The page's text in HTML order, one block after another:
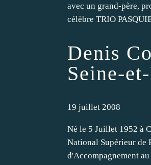
avec un grand-père,
célèbre TRIO
Denis
Seine-
19 juillet 2008
Né le 5 Juillet 1952 à
National Supérieur de
d'Accompagnement